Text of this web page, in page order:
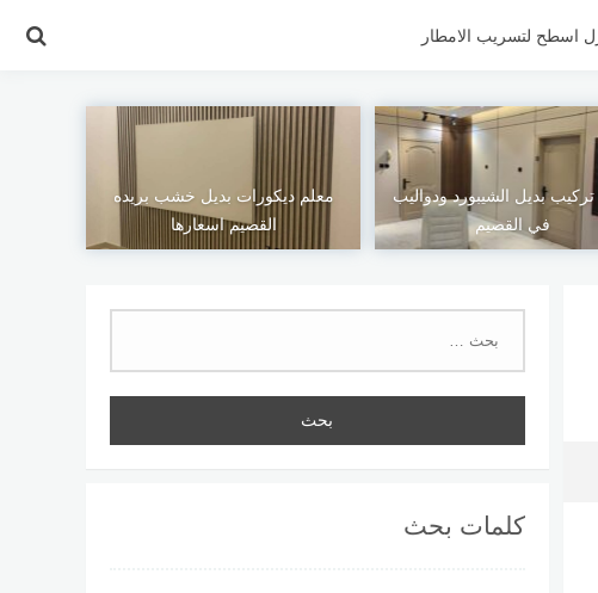
اسطح لتسريب الامطار
بديل الشيبورد ودواليب
في القصيم
معلم ديكورات بديل خشب بريده
القصيم اسعارها
كلمات بحث